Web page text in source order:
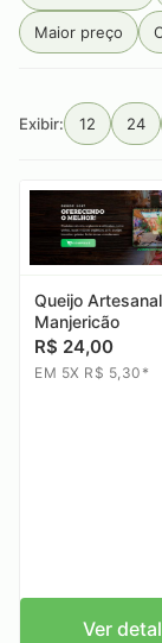
Maior preço
Exibir: 12 24
Queijo Artesanal
Manjericão
R$ 24,00
EM 5X R$ 5,30*
Ver